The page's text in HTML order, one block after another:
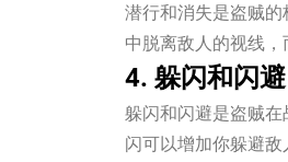
潜行和消失是盗贼
中脱离敌人的视线，
4. 躲闪和闪避
躲闪和闪避是盗贼
闪可以增加你躲避敌